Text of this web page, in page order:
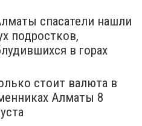
спасатели нашли
подростков,
в горах
стоит валюта в
Алматы 8